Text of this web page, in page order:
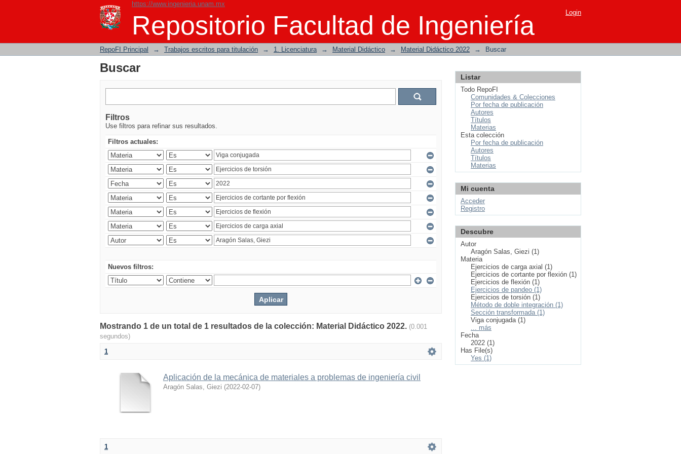
https://www.ingenieria.unam.mx
Repositorio Facultad de Ingeniería
Buscar Login
RepoFI Principal → Trabajos escritos para titulación → 1. Licenciatura → Material Didáctico → Material Didáctico 2022 → Buscar
Buscar
Filtros
Use filtros para refinar sus resultados.
Filtros actuales:
Nuevos filtros:
Mostrando 1 de un total de 1 resultados de la colección: Material Didáctico 2022. (0.001
segundos)
1
Aplicación de la mecánica de materiales a problemas de ingeniería civil
Aragón Salas, Giezi (2022-02-07)
1
Listar
Todo RepoFI
Comunidades & Colecciones
Por fecha de publicación
Autores
Títulos
Materias
Esta colección
Por fecha de publicación
Autores
Títulos
Materias
Mi cuenta
Acceder
Registro
Descubre
Autor
Aragón Salas, Giezi (1)
Materia
Ejercicios de carga axial (1)
Ejercicios de cortante por flexión (1)
Ejercicios de flexión (1)
Ejercicios de pandeo (1)
Ejercicios de torsión (1)
Método de doble integración (1)
Sección transformada (1)
Viga conjugada (1)
... más
Fecha
2022 (1)
Has File(s)
Yes (1)